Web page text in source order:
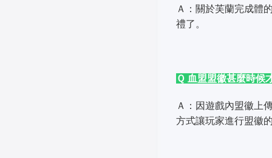
Ａ：關於芙蘭完成體
禮了。
Ｑ 血盟盟徽甚麼時候
Ａ：因遊戲內盟徽上
方式讓玩家進行盟徽